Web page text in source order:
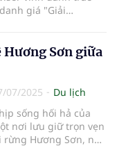
giá "Giải
Sơn giữa
07/2025
Du lịch
sống hối hả của
nơi lưu giữ trọn vẹn
Hương Sơn, nơi